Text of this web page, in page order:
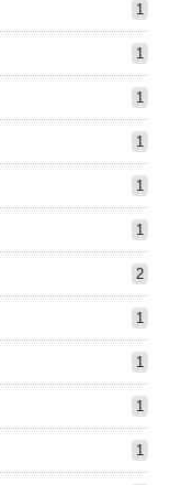
1
1
1
1
1
1
2
1
1
1
1